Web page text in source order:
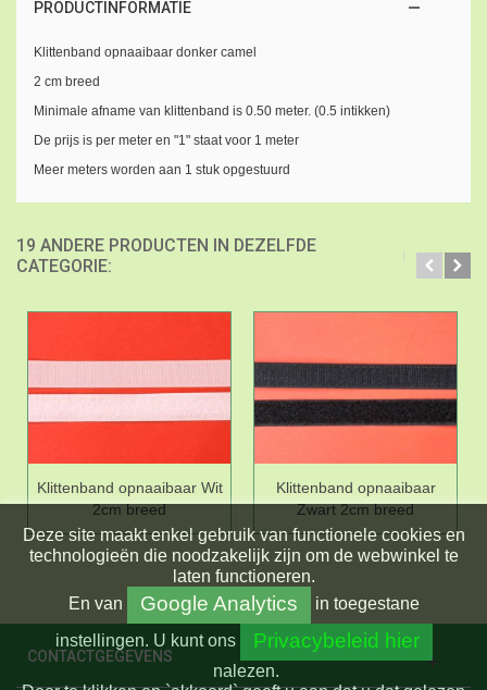
PRODUCTINFORMATIE
Klittenband opnaaibaar donker camel
2 cm breed
Minimale afname van klittenband is 0.50 meter. (0.5 intikken)
De prijs is per meter en "1" staat voor 1 meter
Meer meters worden aan 1 stuk opgestuurd
19 ANDERE PRODUCTEN IN DEZELFDE
CATEGORIE:
Klittenband opnaaibaar Wit
2cm breed
Klittenband opnaaibaar
Zwart 2cm breed
CONTACTGEGEVENS
Deze site maakt enkel gebruik van functionele cookies en
technologieën die noodzakelijk zijn om de webwinkel te
laten functioneren.
En van Google Analytics
in toegestane
instellingen. U kunt ons Privacybeleid hier
nalezen.